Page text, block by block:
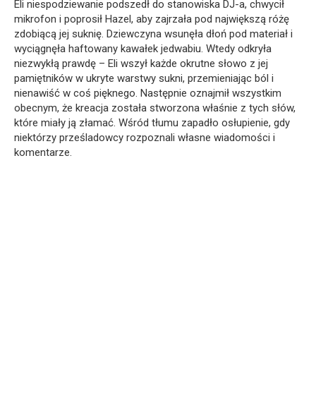
Eli niespodziewanie podszedł do stanowiska DJ-a, chwycił
mikrofon i poprosił Hazel, aby zajrzała pod największą różę
zdobiącą jej suknię. Dziewczyna wsunęła dłoń pod materiał i
wyciągnęła haftowany kawałek jedwabiu. Wtedy odkryła
niezwykłą prawdę – Eli wszył każde okrutne słowo z jej
pamiętników w ukryte warstwy sukni, przemieniając ból i
nienawiść w coś pięknego. Następnie oznajmił wszystkim
obecnym, że kreacja została stworzona właśnie z tych słów,
które miały ją złamać. Wśród tłumu zapadło osłupienie, gdy
niektórzy prześladowcy rozpoznali własne wiadomości i
komentarze.